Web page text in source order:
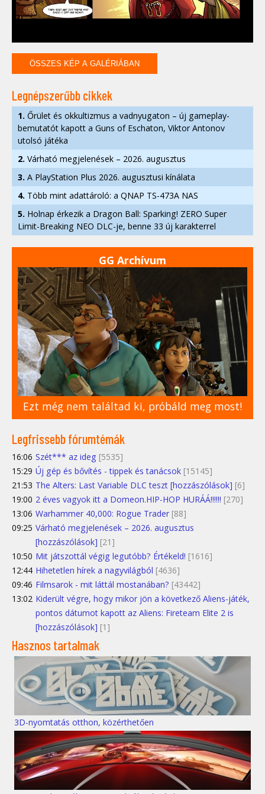
ÖSSZES KÉP A GALÉRIÁBAN
Legnépszerűbb cikkek
1. Őrület és okkultizmus a vadnyugaton – új gameplay-
bemutatót kapott a Guns of Eschaton, Viktor Antonov
utolsó játéka
2. Várható megjelenések – 2026. augusztus
3. A PlayStation Plus 2026. augusztusi kínálata
4. Több mint adattároló: a QNAP TS-473A NAS
5. Holnap érkezik a Dragon Ball: Sparking! ZERO Super
Limit-Breaking NEO DLC-je, benne 33 új karakterrel
GG Archívum
Ezt még nem találtad ki, próbáld meg most!
Legfrissebb fórumtémák
16:06 Szét*** az ideg [5535]
15:29 Új gép és bővítés - tippek és tanácsok [15145]
21:53 The Alters: Last Variable DLC teszt [hozzászólások] [6]
19:00 2 éves vagyok itt a Domeon.HIP-HOP HURÁÁ!!!!!! [270]
13:06 Warhammer 40,000: Rogue Trader [88]
09:25 Várható megjelenések – 2026. augusztus
[hozzászólások] [21]
10:50 Mit játszottál végig legutóbb? Értékeld! [1616]
12:44 Hihetetlen hírek a nagyvilágból [4636]
09:46 Filmsarok - mit láttál mostanában? [43442]
13:02 Kiderült végre, hogy mikor jön a következő Aliens-játék,
pontos dátumot kapott az Aliens: Fireteam Elite 2 is
[hozzászólások] [1]
Hasznos tartalmak
3D-nyomtatás otthon, közérthetően